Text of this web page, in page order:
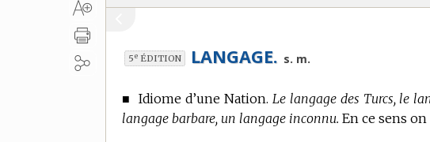
5e ÉDITION LANGAGE. s. m.
■ Idiome d’une Nation. Le langage des Turcs, le
langage barbare, un langage inconnu. En ce sens on